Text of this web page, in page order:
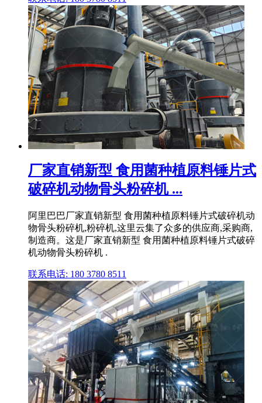
厂家直销新型 食用菌种植原料锤片式
破碎机动物骨头粉碎机 ...
阿里巴巴厂家直销新型 食用菌种植原料锤片式破碎机动
物骨头粉碎机,粉碎机,这里云集了众多的供应商,采购商,
制造商。这是厂家直销新型 食用菌种植原料锤片式破碎
机动物骨头粉碎机 .
联系电话: 180 3780 8511